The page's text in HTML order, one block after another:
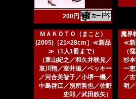
200円
ＭＡＫＯＴＯ（まこと）
(2005)［21×28cm］≪新品
≫（1人1冊まで）
（東山紀之／和久井映見／
哀川翔／室井滋／ベッキー
／河合美智子／小堺一機／
中島啓江／別所哲也／佐野
史郎／武田鉄矢）
魔界
≪新
（
杉
一
／
明